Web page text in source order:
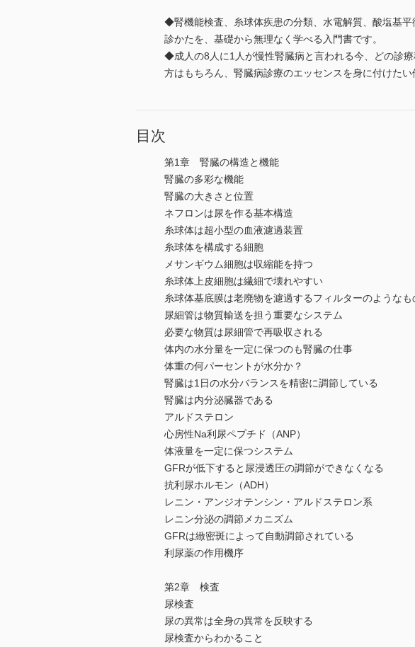
◆腎機能検査、糸球体疾患の分類、水電解質、酸塩基
診かたを、基礎から無理なく学べる入門書です。
◆成人の8人に1人が慢性腎臓病と言われる今、どの診
方はもちろん、腎臓病診療のエッセンスを身に付けたい
目次
第1章 腎臓の構造と機能
腎臓の多彩な機能
腎臓の大きさと位置
ネフロンは尿を作る基本構造
糸球体は超小型の血液濾過装置
糸球体を構成する細胞
メサンギウム細胞は収縮能を持つ
糸球体上皮細胞は繊細で壊れやすい
糸球体基底膜は老廃物を濾過するフィルターのようなも
尿細管は物質輸送を担う重要なシステム
必要な物質は尿細管で再吸収される
体内の水分量を一定に保つのも腎臓の仕事
体重の何パーセントが水分か？
腎臓は1日の水分バランスを精密に調節している
腎臓は内分泌臓器である
アルドステロン
心房性Na利尿ペプチド（ANP）
体液量を一定に保つシステム
GFRが低下すると尿浸透圧の調節ができなくなる
抗利尿ホルモン（ADH）
レニン・アンジオテンシン・アルドステロン系
レニン分泌の調節メカニズム
GFRは緻密斑によって自動調節されている
利尿薬の作用機序
第2章 検査
尿検査
尿の異常は全身の異常を反映する
尿検査からわかること